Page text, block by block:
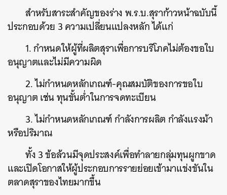
สำหรับสาระสำคัญของร่าง พ.ร.บ.สุราก้าวหน้าฉบับนี้
ประกอบด้วย 3 ความเปลี่ยนแปลงหลัก ได้แก่
1. กำหนดให้ผู้ที่ผลิตสุราเพื่อการบริโภคไม่ต้องขอใบ
อนุญาตและไม่มีความผิด
2. ไม่กำหนดหลักเกณฑ์-คุณสมบัติของการขอใบ
อนุญาต เช่น ทุนขั้นต่ำในการจดทะเบียน
3. ไม่กำหนดหลักเกณฑ์ กำลังการผลิต กำลังแรงม้า
หรือปริมาณ
ทั้ง 3 ข้อล้วนมีจุดประสงค์เพื่อทำลายกลุ่มทุนผูกขาด
และเปิดโอกาสให้ผู้ประกอบการรายย่อยเข้ามาแข่งขันใน
ตลาดสุราของไทยมากขึ้น